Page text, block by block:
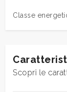
Classe
Scopri le
Prezzo